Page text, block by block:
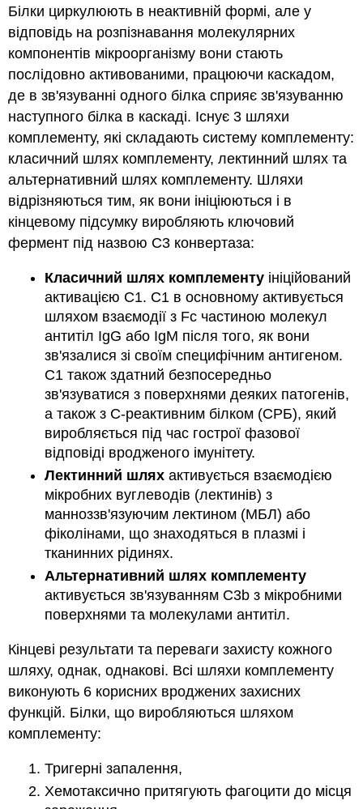
Білки циркулюють в неактивній формі, але у
відповідь на розпізнавання молекулярних
компонентів мікроорганізму вони стають
послідовно активованими, працюючи каскадом,
де в зв'язуванні одного білка сприяє зв'язуванню
наступного білка в каскаді. Існує 3 шляхи
комплементу, які складають систему комплементу:
класичний шлях комплементу, лектинний шлях та
альтернативний шлях комплементу. Шляхи
відрізняються тим, як вони ініціюються і в
кінцевому підсумку виробляють ключовий
фермент під назвою C3 конвертаза:
Класичний шлях комплементу ініційований
активацією С1. С1 в основному активується
шляхом взаємодії з Fc частиною молекул
антитіл IgG або IgM після того, як вони
зв'язалися зі своїм специфічним антигеном.
С1 також здатний безпосередньо
зв'язуватися з поверхнями деяких патогенів,
а також з С-реактивним білком (СРБ), який
виробляється під час гострої фазової
відповіді вродженого імунітету.
Лектинний шлях активується взаємодією
мікробних вуглеводів (лектинів) з
манноззв'язуючим лектином (МБЛ) або
фіколінами, що знаходяться в плазмі і
тканинних рідинях.
Альтернативний шлях комплементу
активується зв'язуванням C3b з мікробними
поверхнями та молекулами антитіл.
Кінцеві результати та переваги захисту кожного
шляху, однак, однакові. Всі шляхи комплементу
виконують 6 корисних вроджених захисних
функцій. Білки, що виробляються шляхом
комплементу:
Тригерні запалення,
Хемотаксично притягують фагоцити до місця